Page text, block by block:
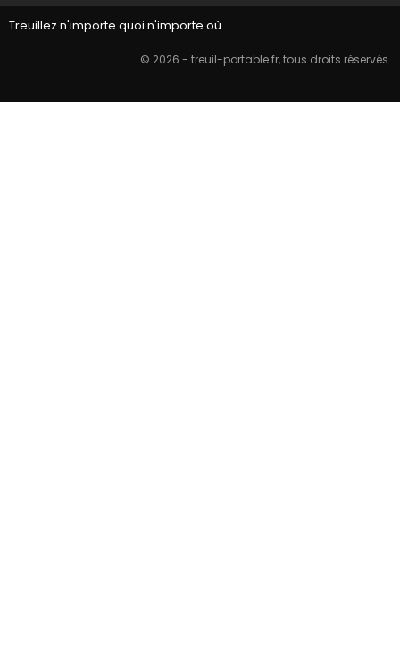
Treuillez n'importe quoi n'importe où
© 2026 - treuil-portable.fr, tous droits réservés.